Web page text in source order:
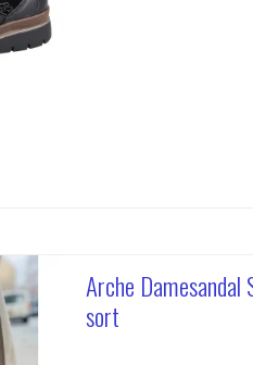
Arche Damesandal
sort